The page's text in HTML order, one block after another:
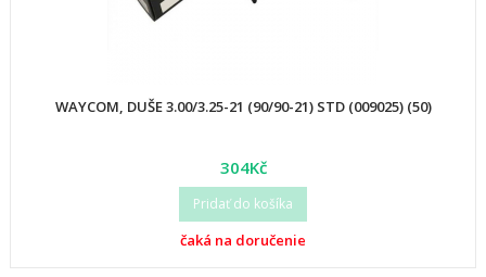
WAYCOM, DUŠE 3.00/3.25-21 (90/90-21) STD (009025) (50)
304Kč
Pridať do košíka
čaká na doručenie